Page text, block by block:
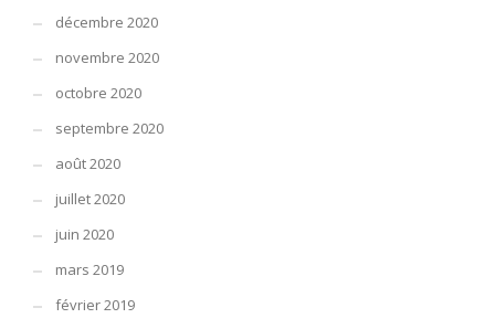
décembre 2020
novembre 2020
octobre 2020
septembre 2020
août 2020
juillet 2020
juin 2020
mars 2019
février 2019